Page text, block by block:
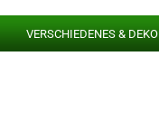
VERSCHIEDENES & DEKO